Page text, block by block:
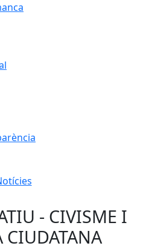
- CIVISME I
CIUDATANA